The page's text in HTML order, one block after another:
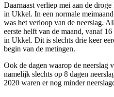
Daarnaast verliep mei aan de
in Ukkel. In een normale
was het verloop van de neerslag.
eerste helft van de maand, vanaf
in Ukkel. Dit is slechts drie keer
begin van de metingen.
Ook de dagen waarop de neerslag
namelijk slechts op 8 dagen
2020 waren er nog minder